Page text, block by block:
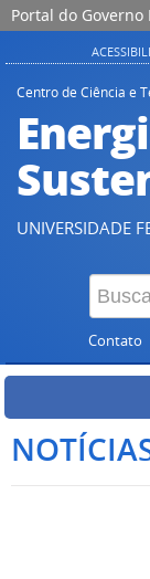
Portal do
Centro de Ciência e
UNIVERSIDADE
Contato